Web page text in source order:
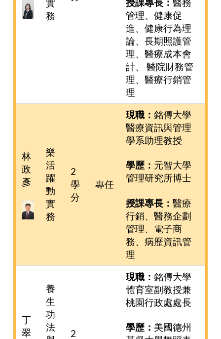
實
務
授課專長： 醫務
管理、健康促
進、健康行為理
論、長期照護管
理、醫療成本會
計、 醫院財務管
理、醫療行銷管
理
林
政
彥
樂
活
躍
動
實
務
2
學
分
專任
現職： 銘傳大學
醫療資訊與管理
學系助理教授
學歷： 元智大學
管理研究所博士
授課專長： 醫療
行銷、醫務企劃
管理、電子商
務、病歷資訊管
理
丁
翠
養
生
功
法
2
現職： 銘傳大學
體育室副教授兼
桃園行政處處長
學歷： 美國德州